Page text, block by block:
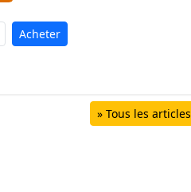
Acheter
» Tous les articles